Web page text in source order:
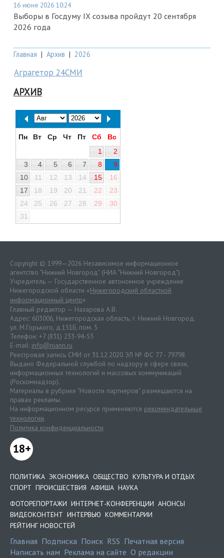
16 июня 2026 10:24
Выборы в Госдуму IX созыва пройдут 20 сентября
2026 года
Главная | Архив | 2026
Аграгетор 24СМИ
АРХИВ
Пн Вт Ср Чт Пт Сб
Вс
1
2
3
4 5 6 7 8
9
10
11 12 13 14 15
16
17
18 19 20 21 22
23
24
25 26 27 28 29
30
31
Copyright © 1999—2026 Независимое информационное
агентство "Нижний Новгород" (НИА "Нижний Новгород")
Учредитель — Государственное автономное учреждение
Нижегородской области «Нижегородский областной
информационный центр»
Главный редактор — Назарова А.В.
Адрес: 603006, Нижегородская область, г. Нижний Новгород.
ул. М.Горького, д.151Б, пом. 5
Телефон: +7 (831) 233-94-53
E-mail: info@niann.ru
Реестровая запись СМИ от 31.12.2020 ЭЛ № ФС 77 - 79798.
Выдано Федеральной службой по надзору в сфере связи,
информационных технологий и массовых коммуникаций
(Роскомнадзор).
Материалы в рубрике "Новости партнеров" размещаются на
правах рекламы.
На информационном ресурсе применяются рекомендательные
технологии.
Политика конфиденциальности
18+
ПОЛИТИКА ЭКОНОМИКА ОБЩЕСТВО КУЛЬТУРА И ОТДЫХ
СПОРТ ПРОИСШЕСТВИЯ АФИША НАУКА
ФОТОРЕПОРТАЖИ ИНТЕРНЕТ-КОНФЕРЕНЦИИ АНОНСЫ
ВИДЕОКОНТЕНТ ИНТЕРВЬЮ КОММЕНТАРИИ
РЕЙТИНГ НОВОСТЕЙ
Главная Подписка Поиск RSS Печатная версия
Написать нам Реклама на сайте О редакции